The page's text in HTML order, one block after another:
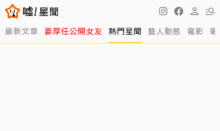
最新文章 姜厚任公開女友 熱門星聞 藝人動態 電影